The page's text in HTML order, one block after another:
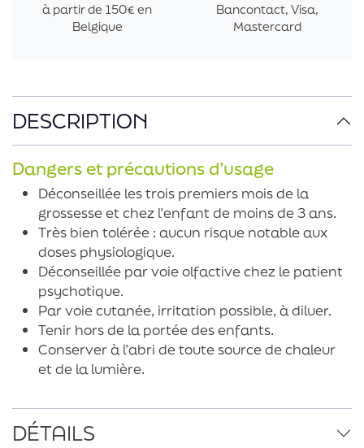
DESCRIPTION
Dangers et précautions d’usage
Déconseillée les trois premiers mois de la
grossesse et chez l’enfant de moins de 3 ans.
Très bien tolérée : aucun risque notable aux
doses physiologique.
Déconseillée par voie olfactive chez le patient
psychotique.
Par voie cutanée, irritation possible, à diluer.
Tenir hors de la portée des enfants.
Conserver à l’abri de toute source de chaleur
et de la lumière.
DÉTAILS
à partir de 150€ en
Belgique
Bancontact, Visa,
Mastercard